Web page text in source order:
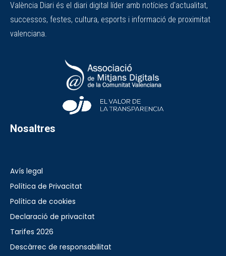
València Diari és el diari digital líder amb notícies d'actualitat,
successos, festes, cultura, esports i informació de proximitat
valenciana.
Nosaltres
Avís legal
Política de Privacitat
Política de cookies
Declaració de privacitat
Tarifes 2026
Descàrrec de responsabilitat